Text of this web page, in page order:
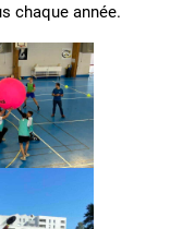
chaque année.